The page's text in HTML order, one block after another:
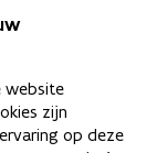
website
zijn
op deze